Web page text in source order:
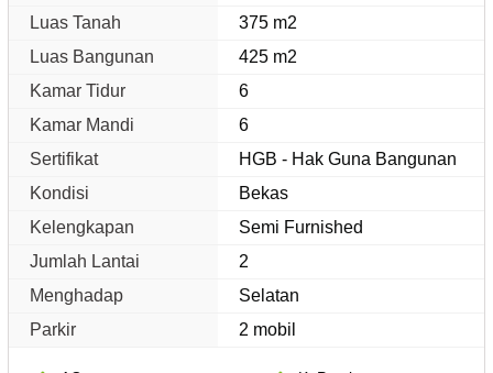
Luas Tanah
375 m2
Luas Bangunan
425 m2
Kamar Tidur
6
Kamar Mandi
6
Sertifikat
HGB - Hak Guna Bangunan
Kondisi
Bekas
Kelengkapan
Semi Furnished
Jumlah Lantai
2
Menghadap
Selatan
Parkir
2 mobil